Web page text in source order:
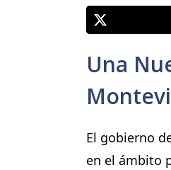
Una
El gobierno
en el ámbito